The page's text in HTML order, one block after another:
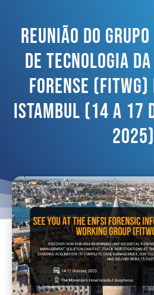
Reunião Do
De Tecnologia
Forense (FITWG)
Istambul (14 A 17
2025)